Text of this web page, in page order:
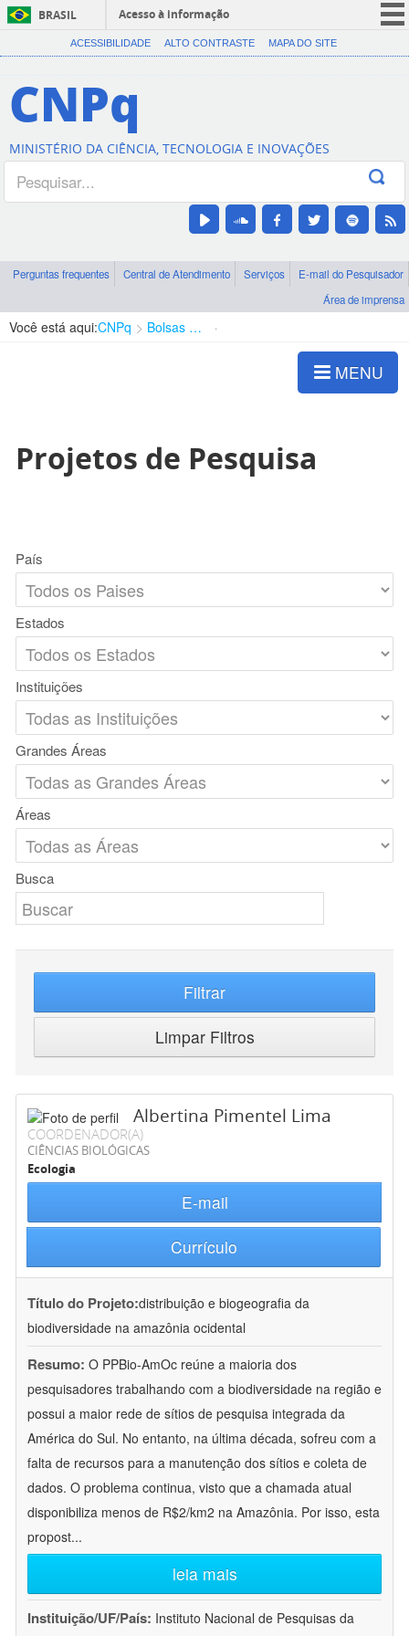
BRASIL
Acesso à informação
CORONAVÍRUS (COVID-19)
Canais
ACESSIBILIDADE ALTO CONTRASTE MAPA DO SITE
CNPq
MINISTÉRIO DA CIÊNCIA, TECNOLOGIA E INOVAÇÕES
Perguntas frequentes Central de Atendimento Serviços
E-mail do Pesquisador
Área de imprensa
Você está aqui:CNPq Bolsas e Auxílios Vigentes
MENU
Projetos de Pesquisa
País
Estados
Instituições
Grandes Áreas
Áreas
Busca
Filtrar
Limpar Filtros
Albertina Pimentel Lima
COORDENADOR(A)
CIÊNCIAS BIOLÓGICAS
Ecologia
E-mail
Currículo
Título do Projeto:distribuição e biogeografia da
biodiversidade na amazônia ocidental
Resumo: O PPBio-AmOc reúne a maioria dos
pesquisadores trabalhando com a biodiversidade na região e
possui a maior rede de sítios de pesquisa integrada da
América do Sul. No entanto, na última década, sofreu com a
falta de recursos para a manutenção dos sítios e coleta de
dados. O problema continua, visto que a chamada atual
disponibiliza menos de R$2/km2 na Amazônia. Por isso, esta
propost...
leia mais
Instituição/UF/País: Instituto Nacional de Pesquisas da